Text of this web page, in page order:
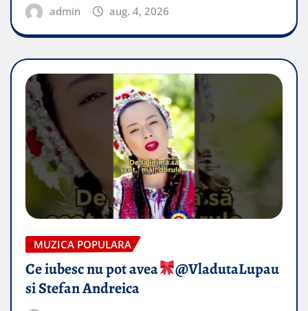
admin aug. 4, 2026
MUZICA POPULARA
Ce iubesc nu pot avea
​@VladutaLupau
si Stefan Andreica